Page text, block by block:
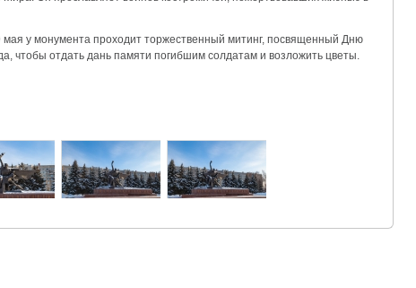
мая у монумента проходит торжественный митинг, посвященный Дню
чтобы отдать дань памяти погибшим солдатам и возложить цветы.